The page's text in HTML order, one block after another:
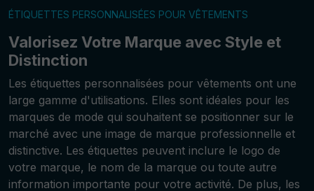
ÉTIQUETTES PERSONNALISÉES POUR VÊTEMENTS
Valorisez Votre Marque avec Style et
Distinction
Les étiquettes personnalisées pour vêtements ont une
large gamme d'utilisations. Elles sont idéales pour les
marques de mode qui souhaitent se positionner sur le
marché avec une image de marque professionnelle et
distinctive. Les étiquettes peuvent inclure le logo de
votre marque, le nom de la marque ou toute autre
information importante pour votre activité. De plus, les